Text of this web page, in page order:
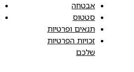
אבטחה
סטטוס
תנאים ופרטיות
זכויות הפרטיות
שלכם